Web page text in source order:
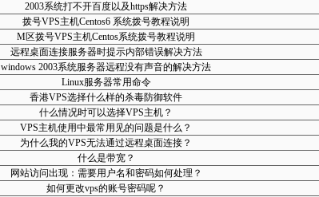
2003系统打不开百度以及https解决方法
拨号VPS主机Centos6 系统拨号教程说明
M区拨号VPS主机Centos系统拨号教程说明
远程桌面连接服务器时提示内部错误解决方法
windows 2003系统服务器远程没有声音的解决方法
Linux服务器常用命令
香港VPS选择什么样的杀毒防御软件
什么情况时可以选择VPS主机？
VPS主机使用中最常用见的问题是什么？
为什么我的VPS无法通过远程桌面连接？
什么是带宽？
网站访问出现：需要用户名和密码如何处理？
如何更改vps的账号密码呢？